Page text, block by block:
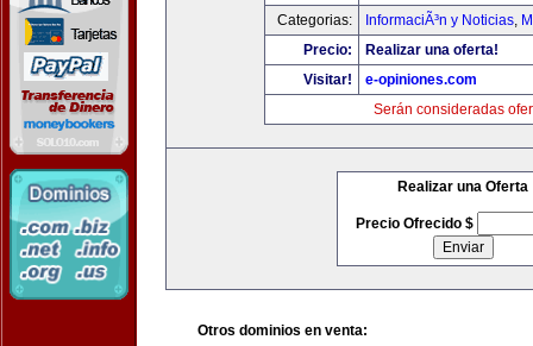
Categorias:
InformaciÃ³n y Noticias,
Precio:
Realizar una oferta!
Visitar!
e-opiniones.com
Serán consideradas
Realizar una Oferta
Precio Ofrecido $
Otros dominios en venta: